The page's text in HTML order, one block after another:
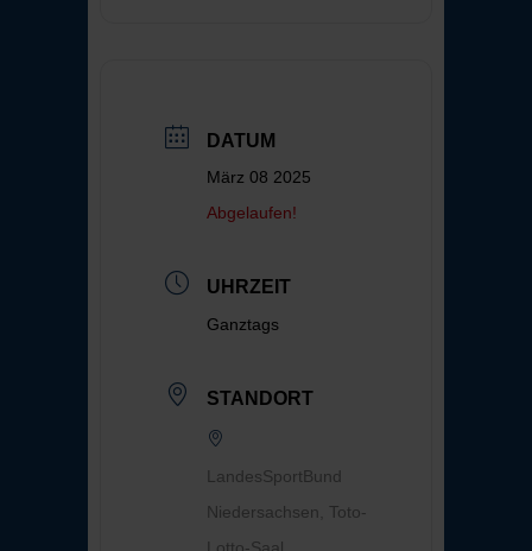
DATUM
März 08 2025
Abgelaufen!
UHRZEIT
Ganztags
STANDORT
LandesSportBund
Niedersachsen, Toto-